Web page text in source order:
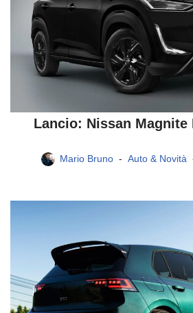
Lancio: Nissan Magnite
Mario Bruno Auto & Novità